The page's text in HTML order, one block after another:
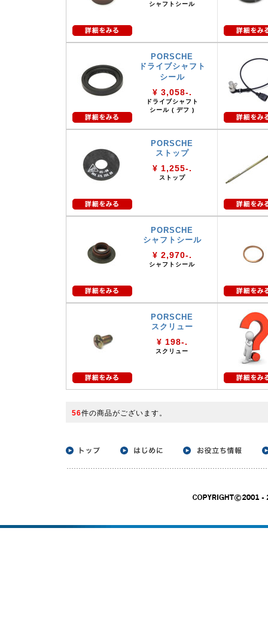
シャフトシール
PORSCHE
ドライブシャフト
シール
¥ 3,058-.
ドライブシャフト
シール ( デフ )
PORSCHE
ストップ
¥ 1,255-.
ストップ
PORSCHE
シャフトシール
¥ 2,970-.
シャフトシール
PORSCHE
スクリュー
¥ 198-.
スクリュー
56件の商品がございます。